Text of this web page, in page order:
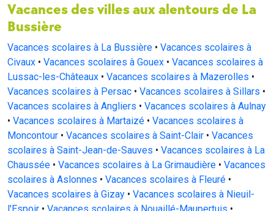
Vacances des villes aux alentours de La
Bussière
Vacances scolaires à La Bussière • Vacances scolaires à
Civaux • Vacances scolaires à Gouex • Vacances scolaires à
Lussac-les-Châteaux • Vacances scolaires à Mazerolles •
Vacances scolaires à Persac • Vacances scolaires à Sillars •
Vacances scolaires à Angliers • Vacances scolaires à Aulnay
• Vacances scolaires à Martaizé • Vacances scolaires à
Moncontour • Vacances scolaires à Saint-Clair • Vacances
scolaires à Saint-Jean-de-Sauves • Vacances scolaires à La
Chaussée • Vacances scolaires à La Grimaudière • Vacances
scolaires à Aslonnes • Vacances scolaires à Fleuré •
Vacances scolaires à Gizay • Vacances scolaires à Nieuil-